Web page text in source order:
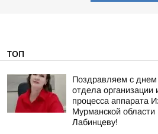
ТОП
Поздравляем с
отдела организации
процесса аппарата
Мурманской
Лабинцеву!